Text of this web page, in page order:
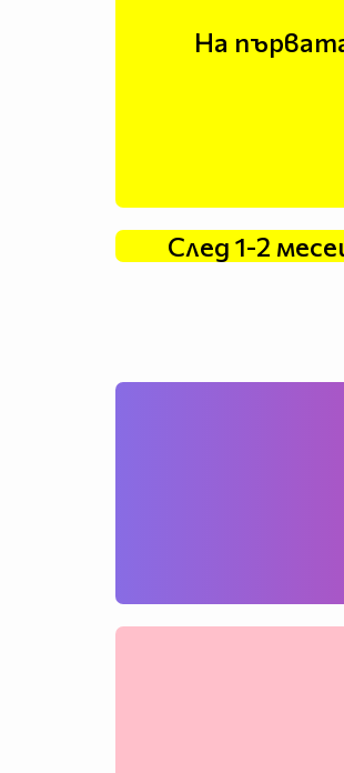
На
След 1-2